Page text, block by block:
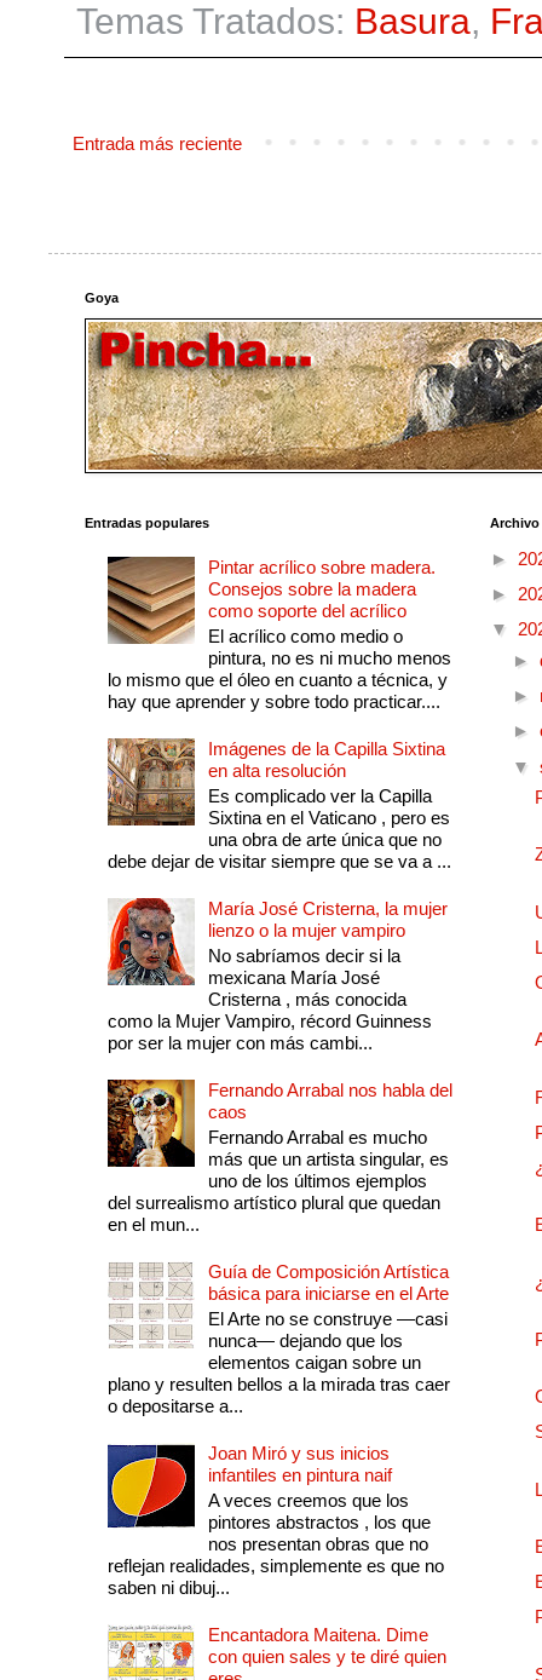
Temas Tratados: Basura,
Entrada más reciente
Goya
Entradas populares
Pintar acrílico sobre madera.
Consejos sobre la madera
como soporte del acrílico
El acrílico como medio o
pintura, no es ni mucho menos
lo mismo que el óleo en cuanto a técnica, y
hay que aprender y sobre todo practicar....
Imágenes de la Capilla Sixtina
en alta resolución
Es complicado ver la Capilla
Sixtina en el Vaticano , pero es
una obra de arte única que no
debe dejar de visitar siempre que se va a ...
María José Cristerna, la mujer
lienzo o la mujer vampiro
No sabríamos decir si la
mexicana María José
Cristerna , más conocida
como la Mujer Vampiro, récord Guinness
por ser la mujer con más cambi...
Fernando Arrabal nos habla del
caos
Fernando Arrabal es mucho
más que un artista singular, es
uno de los últimos ejemplos
del surrealismo artístico plural que quedan
en el mun...
Guía de Composición Artística
básica para iniciarse en el Arte
El Arte no se construye —casi
nunca— dejando que los
elementos caigan sobre un
plano y resulten bellos a la mirada tras caer
o depositarse a...
Joan Miró y sus inicios
infantiles en pintura naif
A veces creemos que los
pintores abstractos , los que
nos presentan obras que no
reflejan realidades, simplemente es que no
saben ni dibuj...
Encantadora Maitena. Dime
con quien sales y te diré quien
►
►
▼
►
►
►
▼